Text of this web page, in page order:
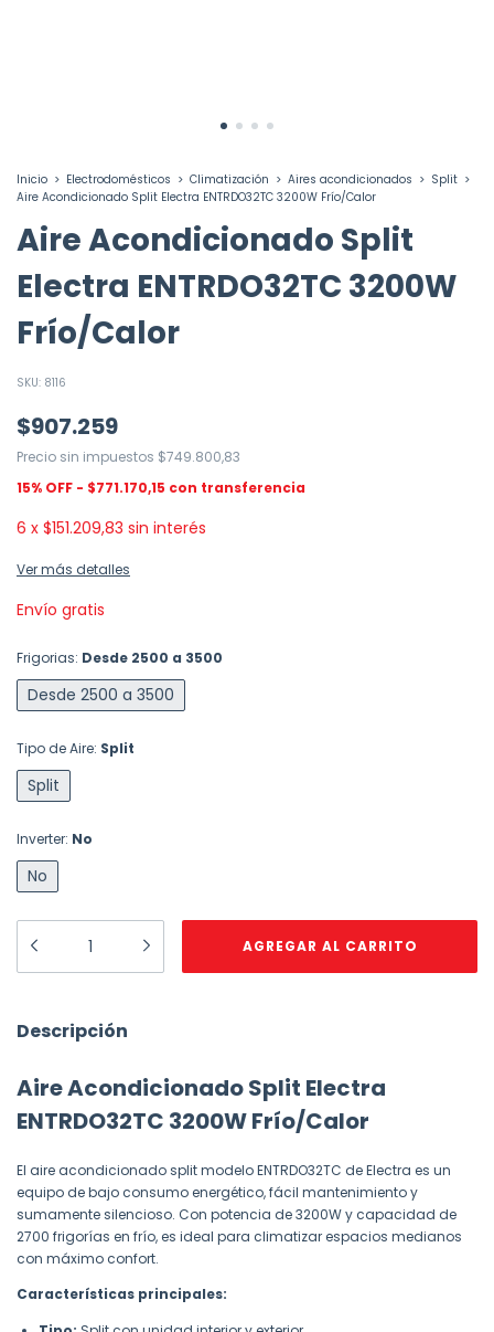
Inicio > Electrodomésticos > Climatización > Aires acondicionados > Split >
Aire Acondicionado Split Electra ENTRDO32TC 3200W Frío/Calor
Aire Acondicionado Split
Electra ENTRDO32TC 3200W
Frío/Calor
SKU: 8116
$907.259
Precio sin impuestos $749.800,83
$771.170,15
6 x $151.209,83 sin interés
Ver más detalles
Envío gratis
Frigorias: Desde 2500 a 3500
Desde 2500 a 3500
Tipo de Aire: Split
Split
Inverter: No
No
Descripción
Aire Acondicionado Split Electra
ENTRDO32TC 3200W Frío/Calor
El aire acondicionado split modelo ENTRDO32TC de Electra es un
equipo de bajo consumo energético, fácil mantenimiento y
sumamente silencioso. Con potencia de 3200W y capacidad de
2700 frigorías en frío, es ideal para climatizar espacios medianos
con máximo confort.
Características principales: